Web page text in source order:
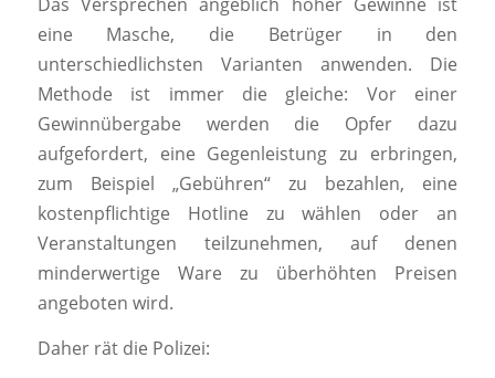
eine Masche, die Betrüger in den
unterschiedlichsten Varianten anwenden. Die
Methode ist immer die gleiche: Vor einer
Gewinnübergabe werden die Opfer dazu
aufgefordert, eine Gegenleistung zu erbringen,
zum Beispiel „Gebühren“ zu bezahlen, eine
kostenpflichtige Hotline zu wählen oder an
Veranstaltungen teilzunehmen, auf denen
minderwertige Ware zu überhöhten Preisen
angeboten wird.
Daher rät die Polizei: